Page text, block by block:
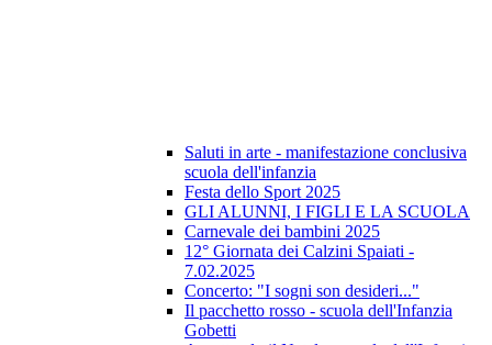
Saluti in arte - manifestazione conclusiva
scuola dell'infanzia
Festa dello Sport 2025
GLI ALUNNI, I FIGLI E LA SCUOLA
Carnevale dei bambini 2025
12° Giornata dei Calzini Spaiati -
7.02.2025
Concerto: "I sogni son desideri..."
Il pacchetto rosso - scuola dell'Infanzia
Gobetti